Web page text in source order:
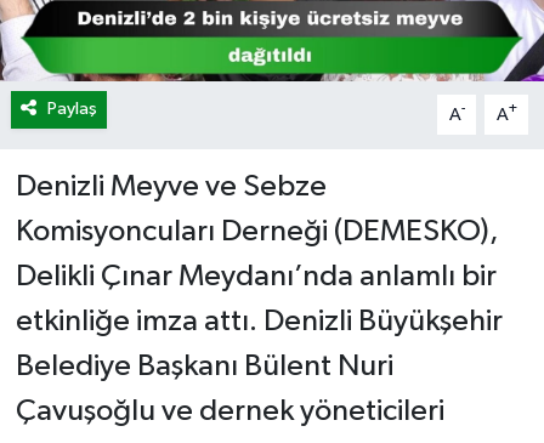
Paylaş A- A+
Denizli Meyve ve Sebze
Komisyoncuları Derneği (DEMESKO),
Delikli Çınar Meydanı’nda anlamlı bir
etkinliğe imza attı. Denizli Büyükşehir
Belediye Başkanı Bülent Nuri
Çavuşoğlu ve dernek yöneticileri